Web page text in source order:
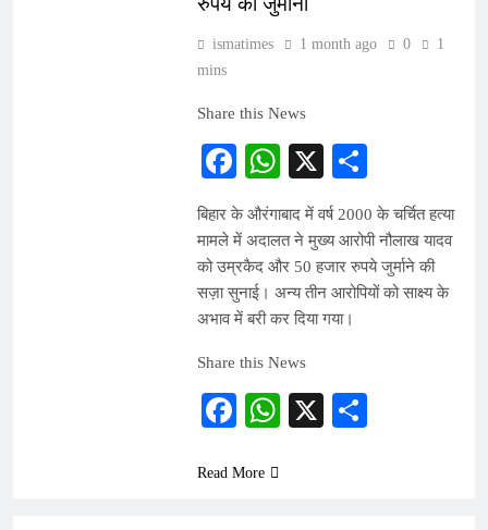
ismatimes 1 month ago 0
1
mins
Share this News
Facebook
WhatsApp
X
बिहार के औरंगाबाद में वर्ष 2000 के चर्चित हत्या
मामले में अदालत ने मुख्य आरोपी नौलाख यादव
को उम्रकैद और 50 हजार रुपये जुर्माने की
सज़ा सुनाई। अन्य तीन आरोपियों को साक्ष्य के
अभाव में बरी कर दिया गया।
Share this News
Facebook
WhatsApp
X
Read More